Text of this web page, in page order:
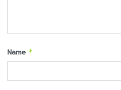
Name *